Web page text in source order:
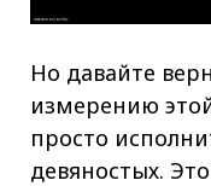
Но давайте
измерению
просто
девяностых.